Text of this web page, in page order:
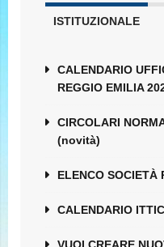
ISTITUZIONALE
CALENDARIO
REGGIO EMILIA
CIRCOLARI
(novità)
ELENCO SOCIETÀ
CALENDARIO